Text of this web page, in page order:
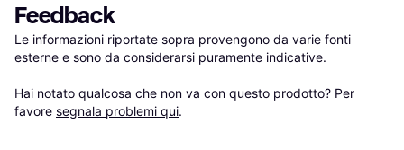
Feedback
Le informazioni riportate sopra provengono da varie fonti
esterne e sono da considerarsi puramente indicative.
Hai notato qualcosa che non va con questo prodotto? Per
favore segnala problemi qui.